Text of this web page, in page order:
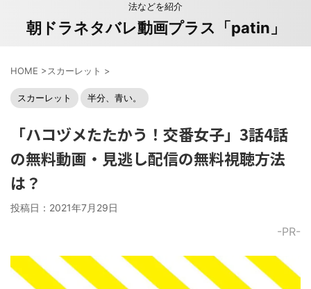
法などを紹介
朝ドラネタバレ動画プラス「patin」
HOME >スカーレット >
スカーレット 半分、青い。
「ハコヅメたたかう！交番女子」3話4話
の無料動画・見逃し配信の無料視聴方法
は？
投稿日： 2021年7月29日
-PR-